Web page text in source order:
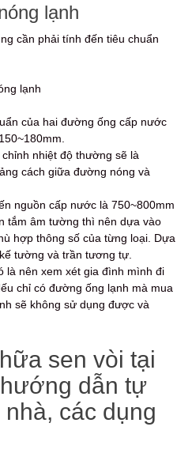
lạnh
cần phải tính đến tiêu chuẩn
lạnh
của hai đường ống cấp nước
nhiệt độ thường sẽ là
cách giữa đường nóng và
nguồn cấp nước là 750~800mm
tắm âm tường thì nên dựa vào
hợp thông số của từng loại. Dựa
tường và trần tương tự.
là nên xem xét gia đình mình đi
chỉ có đường ống lạnh mà mua
sẽ không sử dụng được và
sen vòi tại
dẫn tự
các dụng